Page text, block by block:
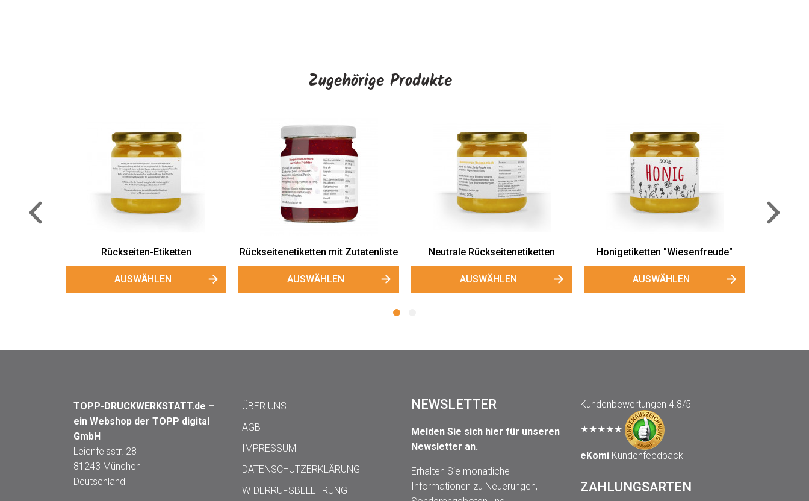
Zugehörige Produkte
Neutrale Rückseitenetiketten
AUSWÄHLEN
Honigetiketten "Wiesenfreude"
AUSWÄHLEN
Kleine Etiketten "Wiesenfreude"
AUSWÄHLEN
Frischesiegel "Wiesenfreude"
AUSWÄHLEN
TOPP-DRUCKWERKSTATT.de –
ein Webshop der TOPP digital
GmbH
Leienfelsstr. 28
81243 München
Deutschland
ÜBER UNS
AGB
IMPRESSUM
DATENSCHUTZERKLÄRUNG
WIDERRUFSBELEHRUNG
NEWSLETTER
Melden Sie sich hier für unseren
Newsletter an.
Erhalten Sie monatliche
Informationen zu Neuerungen,
Kundenbewertungen 4.8/5
★★★★★
eKomiKundenfeedback
ZAHLUNGSARTEN